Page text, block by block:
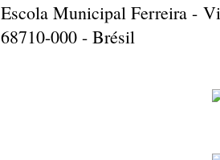
Escola Municipal Ferreira -
68710-000 - Brésil